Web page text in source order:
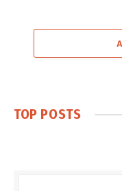
TOP POSTS